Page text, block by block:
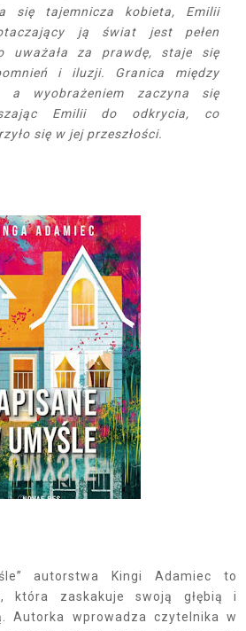
się tajemnicza kobieta, Emilii
ją świat jest pełen
uważała za prawdę, staje się
i iluzji. Granica między
a wyobrażeniem zaczyna się
Emilii do odkrycia, co
się w jej przeszłości.
autorstwa Kingi Adamiec to
która zaskakuje swoją głębią i
Autorka wprowadza czytelnika w